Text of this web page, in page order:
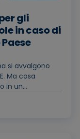
gli
in caso di
si avvalgono
Ma cosa
in un...